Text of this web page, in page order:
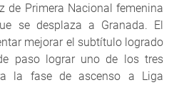
de Primera Nacional femenina
se desplaza a Granada. El
mejorar el subtítulo logrado
paso lograr uno de los tres
la fase de ascenso a Liga